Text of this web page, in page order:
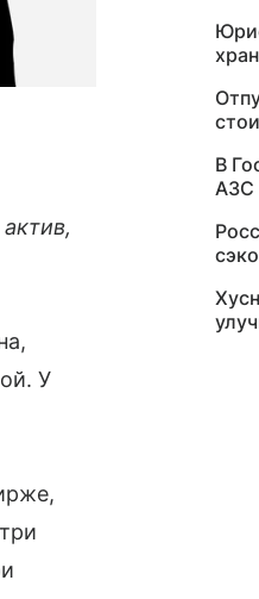
актив,
У
В
АЗС